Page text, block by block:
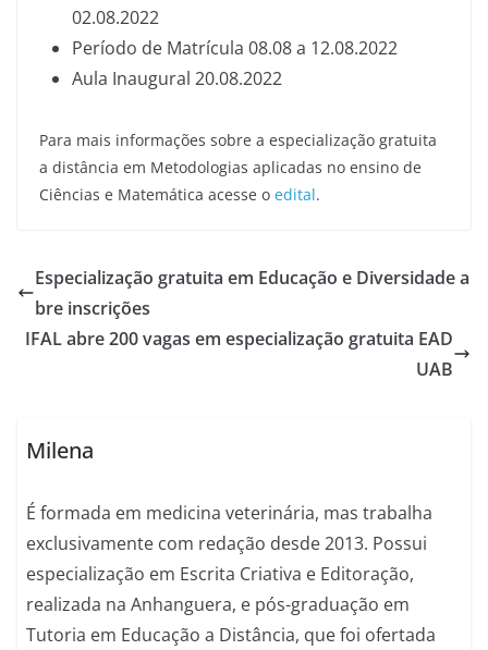
02.08.2022
Período de Matrícula 08.08 a 12.08.2022
Aula Inaugural 20.08.2022
Para mais informações sobre a especialização gratuita
a distância em Metodologias aplicadas no ensino de
Ciências e Matemática acesse o edital.
Especialização gratuita em Educação e Diversidade a
bre inscrições
IFAL abre 200 vagas em especialização gratuita EAD
UAB
Milena
É formada em medicina veterinária, mas trabalha
exclusivamente com redação desde 2013. Possui
especialização em Escrita Criativa e Editoração,
realizada na Anhanguera, e pós-graduação em
Tutoria em Educação a Distância, que foi ofertada